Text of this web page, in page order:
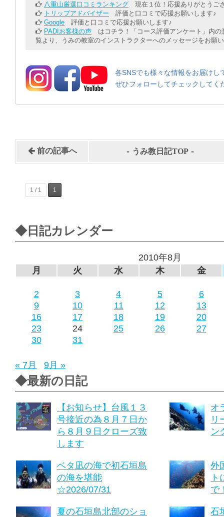
八重山厳選口コミランキング 現在１位！応援ありがとうご
トリップアドバイザー 評価と口コミで応援お願いします♪
Google 評価と口コミで応援お願いします♪
PADIお客様の声 はコチラ！「コース評価アンケート」内の
覧より、うみの教室のインストラクターへのメッセージをお願
各SNSでも様々な情報をお届けし
ぜひフォローしてチェックしてく
前の記事へ - うみ教日記TOP -
1 / 1 1
◆日記カレンダー
2010年8月
月
火 水 木 金
2 3 4 5
6
9
10 11 12
13
16
17 18 19
20
23
24 25 26
27
30
31
« 7月 9月 »
◆最新の日記
【お知らせ】台風１３
号接近の為８月７日か
ら８月９日クローズ致
します
オ
リ
ン
ベタ凪の海で初石垣島
の海を堪能
☆2026/07/31
外
ト
で
夏の石垣島北部のショ
石